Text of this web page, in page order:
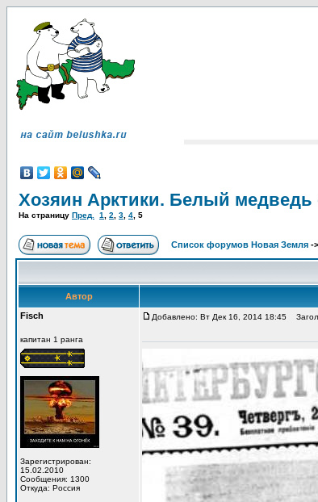
Хозяин Арктики. Белый
На страницу Пред. 1 2 3 4 5
Список форумов Новая Земля ->
Автор
Fisch
капитан 1 ранга
Зарегистрирован:
15.02.2010
Сообщения: 1300
Откуда: Россия
Добавлено: Вт Дек 16, 2014 18:45